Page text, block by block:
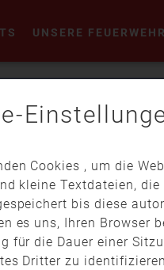
UNSERE
Cookies , um die
kleine Textdateien,
bis diese
es uns, Ihren Browser
für die Dauer einer
Dritter zu